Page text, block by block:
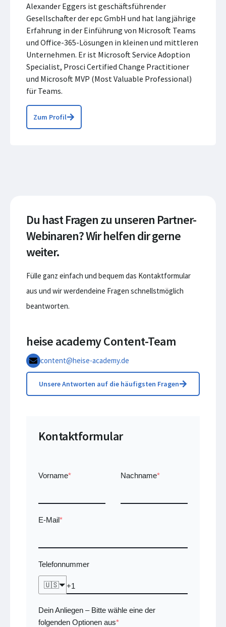
Alexander Eggers ist geschäftsführender
Gesellschafter der epc GmbH und hat langjährige
Erfahrung in der Einführung von Microsoft Teams
und Office-365-Lösungen in kleinen und mittleren
Unternehmen. Er ist Microsoft Service Adoption
Specialist, Prosci Certified Change Practitioner
und Microsoft MVP (Most Valuable Professional)
für Teams.
Zum Profil
Du hast Fragen zu unseren Partner-
Webinaren? Wir helfen dir gerne
weiter.
Fülle ganz einfach und bequem das Kontaktformular
aus und wir werdendeine Fragen schnellstmöglich
beantworten.
heise academy Content-Team
content@heise-academy.de
Unsere Antworten auf die häufigsten Fragen
Kontaktformular
Vorname* Nachname*
E-Mail*
Telefonnummer
🇺🇸
Dein Anliegen –Bitte wähle eine der
folgenden Optionen aus*